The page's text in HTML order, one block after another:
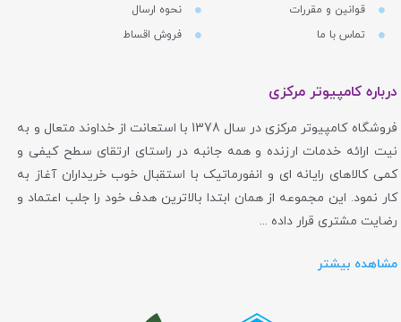
قوانین و مقررات
تماس با ما
نحوه ارسال
فروش اقساط
درباره کامپیوتر مرکزی
فروشگاه کامپیوتر مرکزی در سال 1378 با استعانت از خداوند متعال و به
نیت ارائه خدمات ارزنده و همه جانبه در راستای ارتقای سطح کیفی و
کمی کالاهای رایانه ای و انفورماتیک با استقبال خوب خریداران آغاز به
کار نمود. این مجموعه از همان ابتدا بالاترین هدف خود را جلب اعتماد و
رضایت مشتری قرار داده ...
مشاهده بیشتر